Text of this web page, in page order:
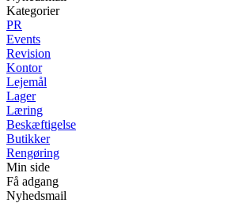
Kategorier
PR
Events
Revision
Kontor
Lejemål
Lager
Læring
Beskæftigelse
Butikker
Rengøring
Min side
Få adgang
Nyhedsmail